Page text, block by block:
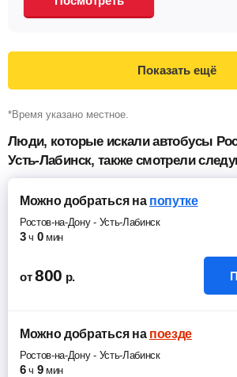
Показать ещё
*Время указано местное.
Люди, которые искали автобусы
Усть-Лабинск, также смотрели
Можно добратьсяна попутке
Ростов-на-Дону- Усть-Лабинск
3 ч 0 мин
от 800 р.
Можно добратьсяна поезде
Ростов-на-Дону- Усть-Лабинск
6 ч 9 мин